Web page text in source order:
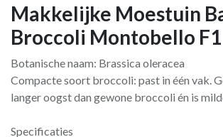
Makkelijke Moestuin
Broccoli Montobello F1
Botanische naam: Brassica oleracea
Compacte soort broccoli: past in één vak.
langer oogst dan gewone broccoli én is
Specificaties